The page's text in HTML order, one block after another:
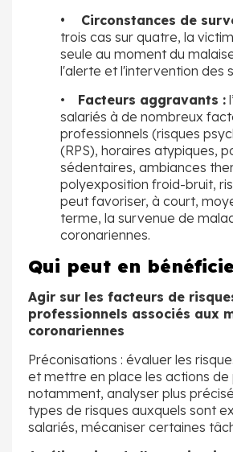
• Circonstances de
trois cas sur quatre, la
seule au moment du
l'alerte et l'intervention des
• Facteurs aggravants :
salariés à de nombreux
professionnels (risques
(RPS), horaires atypiques,
sédentaires, ambiances
polyexposition froid-bruit,
peut favoriser, à court,
terme, la survenue de
coronariennes.
Qui peut en
Agir sur les facteurs de
professionnels associés aux
coronariennes
Préconisations : évaluer les
et mettre en place les actions de
notamment, analyser plus
types de risques auxquels sont
salariés, mécaniser certaines